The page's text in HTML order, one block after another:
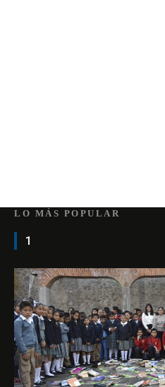
LO MÁS POPULAR
1